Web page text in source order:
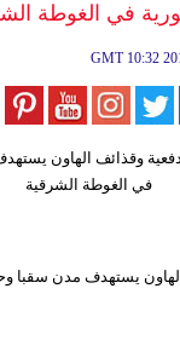
في الغوطة
GMT
يستهدف مدن سقبا